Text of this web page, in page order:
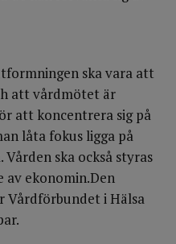
ska vara att
att vårdmötet är
att koncentrera sig på
låta fokus ligga på
ska också styras
av ekonomin.Den
Vårdförbundet i Hälsa